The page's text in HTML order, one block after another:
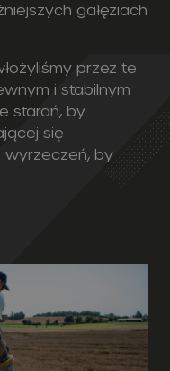
gałęziach
przez te
i stabilnym
starań, by
się
wyrzeczeń, by